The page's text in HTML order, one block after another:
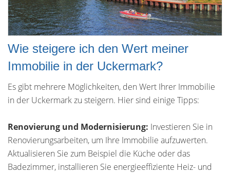
Wie steigere ich den Wert meiner
Immobilie in der Uckermark?
Es gibt mehrere Möglichkeiten, den Wert Ihrer Immobilie
in der Uckermark zu steigern. Hier sind einige Tipps:
Renovierung und Modernisierung: Investieren Sie in
Renovierungsarbeiten, um Ihre Immobilie aufzuwerten.
Aktualisieren Sie zum Beispiel die Küche oder das
Badezimmer, installieren Sie energieeffiziente Heiz- und